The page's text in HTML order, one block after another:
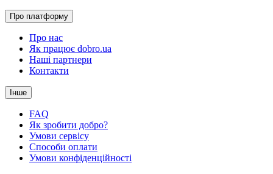
Про платформу
Про нас
Як працює dobro.ua
Наші партнери
Контакти
Інше
FAQ
Як зробити добро?
Умови сервісу
Способи оплати
Умови конфіденційності